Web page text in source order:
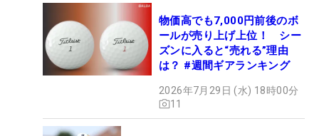
物価高でも7,000円前後のボ
ールが売り上げ上位！ シー
ズンに入ると“売れる”理由
は？ #週間ギアランキング
2026年7月29日 (水) 18時00分
11